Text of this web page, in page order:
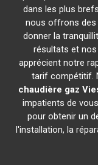
dans les plus
nous offrons des
donner la
résultats et
apprécient notre
tarif compétitif.
chaudière gaz
impatients de
pour obtenir un
l'installation, la